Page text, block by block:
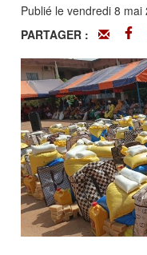
Publié le vendredi 8
PARTAGER :